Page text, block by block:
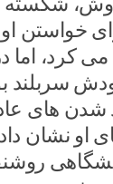
خواستن
کرد، اما
سربلند
شدن های
او نشان